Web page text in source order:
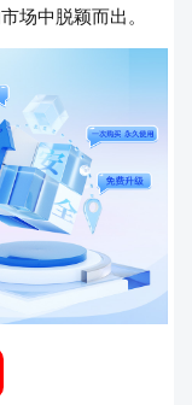
场中脱颖而出。